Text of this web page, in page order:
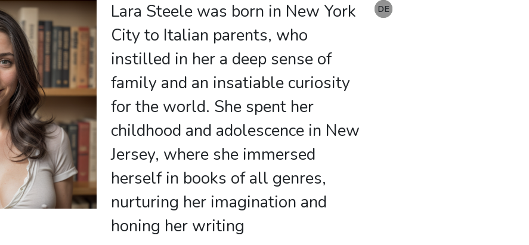
Lara Steele was born in New York
City to Italian parents, who
instilled in her a deep sense of
family and an insatiable curiosity
for the world. She spent her
childhood and adolescence in New
Jersey, where she immersed
herself in books of all genres,
nurturing her imagination and
honing her writing
EN
DE
DE